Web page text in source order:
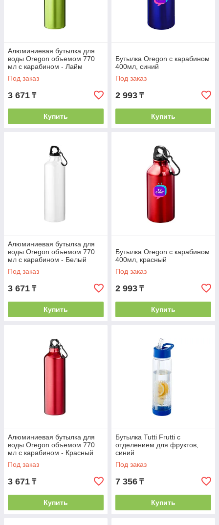
Алюминиевая бутылка для
воды Oregon объемом 770
мл с карабином - Лайм
Под заказ
3 671 ₸
Купить
Бутылка Oregon с карабином
400мл, синий
Под заказ
2 993 ₸
Купить
Алюминиевая бутылка для
воды Oregon объемом 770
мл с карабином - Белый
Под заказ
3 671 ₸
Купить
Бутылка Oregon с карабином
400мл, красный
Под заказ
2 993 ₸
Купить
Алюминиевая бутылка для
воды Oregon объемом 770
мл с карабином - Красный
Под заказ
3 671 ₸
Купить
Бутылка Tutti Frutti с
отделением для фруктов,
синий
Под заказ
7 356 ₸
Купить